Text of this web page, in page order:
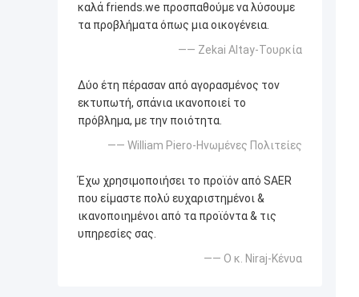
καλά friends.we προσπαθούμε να λύσουμε
τα προβλήματα όπως μια οικογένεια.
—— Zekai Altay-Τουρκία
Δύο έτη πέρασαν από αγορασμένος τον
εκτυπωτή, σπάνια ικανοποιεί το
πρόβλημα, με την ποιότητα.
—— William Piero-Ηνωμένες Πολιτείες
Έχω χρησιμοποιήσει το προϊόν από SAER
που είμαστε πολύ ευχαριστημένοι &
ικανοποιημένοι από τα προϊόντα & τις
υπηρεσίες σας.
—— Ο κ. Niraj-Κένυα